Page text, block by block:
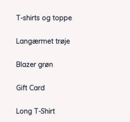
T-shirts og toppe
Langærmet trøje
Blazer grøn
Gift Card
Long T-Shirt